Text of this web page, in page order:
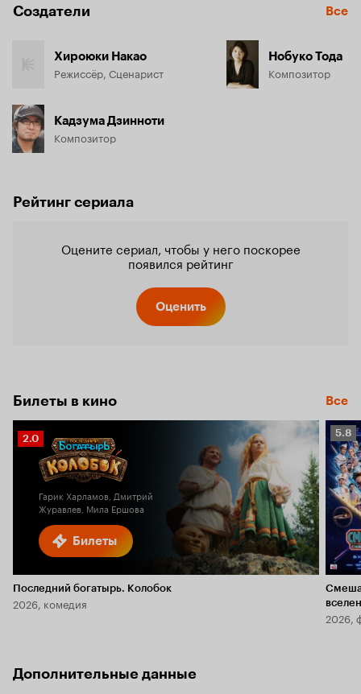
Создатели Все
Хироюки Накао
Режиссёр, Сценарист
Кадзума Дзинноти
Композитор
Нобуко Тода
Композитор
Рейтинг сериала
Оцените сериал, чтобы у него поскорее
появился рейтинг
Оценить
Билеты в кино Все
Билеты
Рейтинг
Кинопоиска
2.0
Гарик Харламов, Дмитрий
Журавлев, Мила Ершова
Последний богатырь. Колобок
2026, комедия
5.8
5.8
2026,
Дополнительные данные